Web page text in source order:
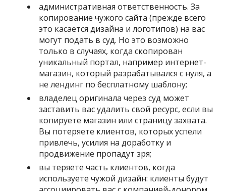
административная ответственность. За
копирование чужого сайта (прежде всего
это касается дизайна и логотипов) на вас
могут подать в суд. Но это возможно
только в случаях, когда скопирован
уникальный портал, например интернет-
магазин, который разрабатывался с нуля, а
не лендинг по бесплатному шаблону;
владелец оригинала через суд может
заставить вас удалить свой ресурс, если вы
копируете магазин или страницу захвата.
Вы потеряете клиентов, которых успели
привлечь, усилия на доработку и
продвижение пропадут зря;
вы теряете часть клиентов, когда
используете чужой дизайн: клиенты будут